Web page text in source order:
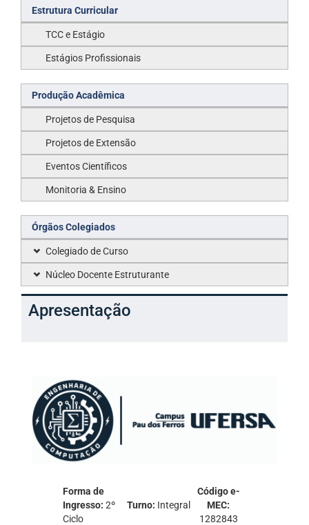
Estrutura Curricular
TCC e Estágio
Estágios Profissionais
Produção Acadêmica
Projetos de Pesquisa
Projetos de Extensão
Eventos Científicos
Monitoria & Ensino
Órgãos Colegiados
Colegiado de Curso
Núcleo Docente Estruturante
Apresentação
Forma de
Ingresso: 2º
Ciclo
Turno: Integral
Código e-
MEC:
1282843